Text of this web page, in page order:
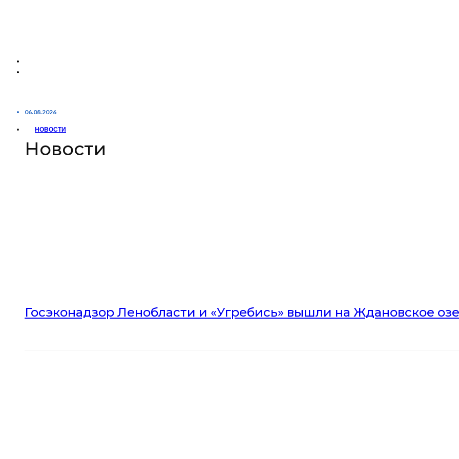
06.08.2026
НОВОСТИ
Новости
Госэконадзор Ленобласти и «Угребись» вышли на Ждановское